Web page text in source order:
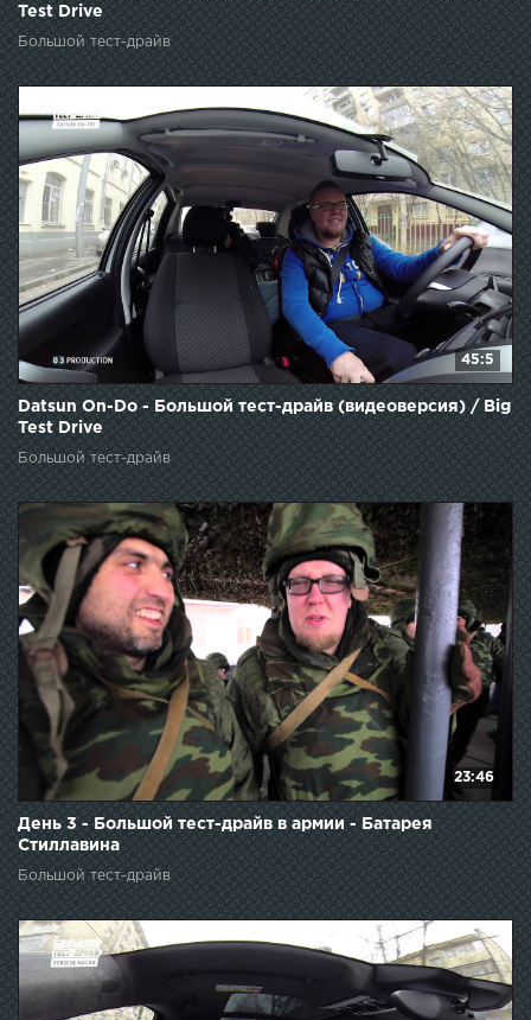
Test Drive
Большой тест-драйв
45:5
Datsun On-Do - Большой тест-драйв (видеоверсия) / Big
Test Drive
Большой тест-драйв
23:46
День 3 - Большой тест-драйв в армии - Батарея
Стиллавина
Большой тест-драйв